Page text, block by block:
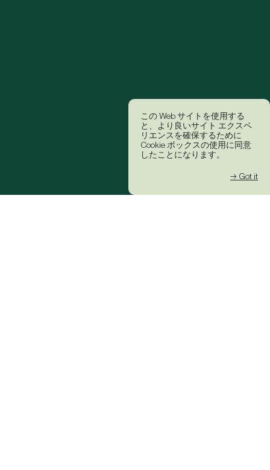
この Web サイトを使用する
と、より良いサイト エクスペ
リエンスを確保するために
Cookie ボックスの使用に同意
したことになります。
→ Got it